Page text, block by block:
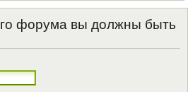
форума вы должны быть